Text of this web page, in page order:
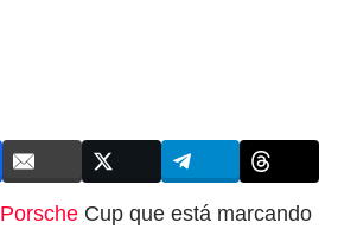
Porsche Cup que está marcando